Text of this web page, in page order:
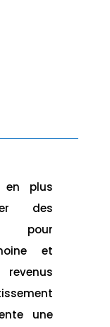
en plus
des
pour
et
une